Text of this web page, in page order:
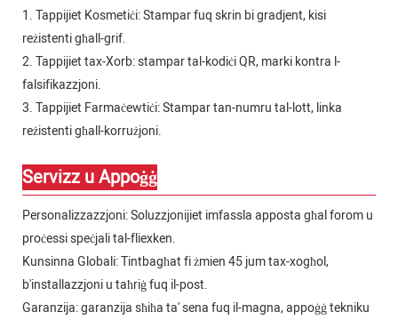
1. Tappijiet Kosmetiċi: Stampar fuq skrin bi gradjent, kisi
reżistenti għall-grif.
2. Tappijiet tax-Xorb: stampar tal-kodiċi QR, marki kontra l-
falsifikazzjoni.
3. Tappijiet Farmaċewtiċi: Stampar tan-numru tal-lott, linka
reżistenti għall-korrużjoni.
Servizz u Appoġġ
Personalizzazzjoni: Soluzzjonijiet imfassla apposta għal forom u
proċessi speċjali tal-fliexken.
Kunsinna Globali: Tintbagħat fi żmien 45 jum tax-xogħol,
b'installazzjoni u taħriġ fuq il-post.
Garanzija: garanzija sħiħa ta' sena fuq il-magna, appoġġ tekniku